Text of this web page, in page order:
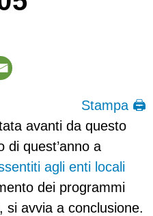
Stampa 🖨
avanti da questo
di quest’anno a
agli enti locali
dei programmi
si avvia a conclusione.